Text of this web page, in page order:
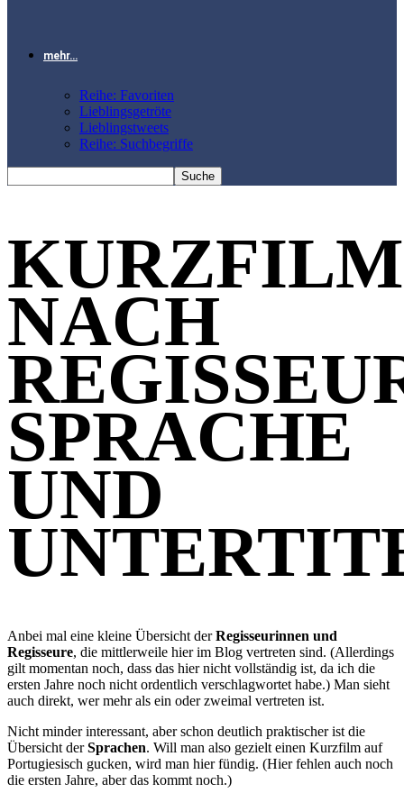
mehr…
Reihe: Favoriten
Lieblingsgetröte
Lieblingstweets
Reihe: Suchbegriffe
NACH
SPRACHE
UND
Anbei mal eine kleine Übersicht derRegisseurinnen und
Regisseure, die mittlerweile hier im Blog vertreten sind. (Allerdings
gilt momentan noch, dass das hier nicht vollständig ist, da ich die
ersten Jahre noch nicht ordentlich verschlagwortet habe.) Man sieht
auch direkt, wer mehr als ein oder zweimal vertreten ist.
Nicht minder interessant, aber schon deutlich praktischer ist die
Übersicht derSprachen. Will man also gezielt einen Kurzfilm auf
Portugiesisch gucken, wird man hier fündig. (Hier fehlen auch noch
die ersten Jahre, aber das kommt noch.)